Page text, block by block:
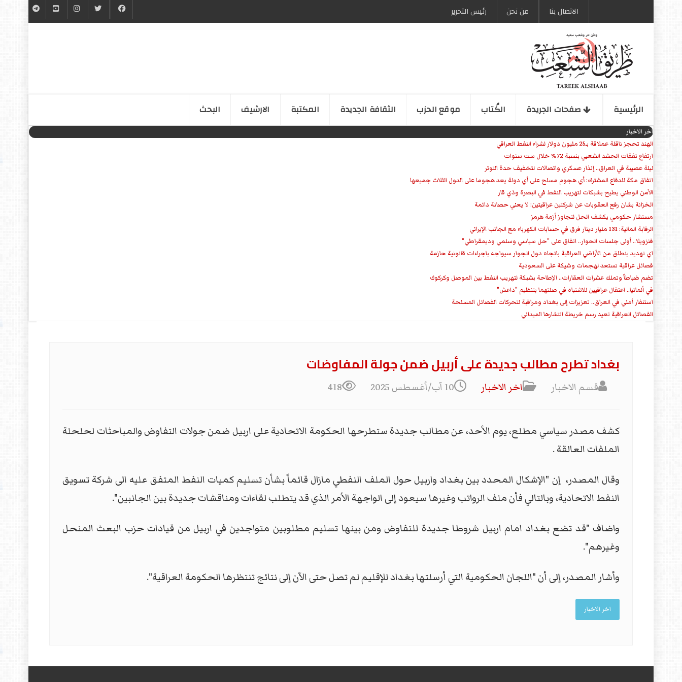
الاتصال بنا من نحن رئیس التحریر
الرئیسیة صفحات الجریدة الكُتاب موقع الحزب الثقافة الجدیدة المكتبة الارشیف البحث
اخر الاخبار
الهند تحجز ناقلة عملاقة بـ25 مليون دولار لشراء النفط العراقي
ارتفاع نفقات الحشد الشعبي بنسبة 72% خلال ست سنوات
ليلة عصيبة في العراق.. إنذار عسكري واتصالات لتخفيف حدة التوتر
‏اتفاق مكة للدفاع المشترك: أي هجوم مسلح على أي دولة يعد هجوما على الدول الثلاث جميعها
الأمن الوطني يطيح بشبكات لتهريب النفط في البصرة وذي قار
الخزانة بشان رفع العقوبات عن شركتين عراقيتين: لا يعني حصانة دائمة
مستشار حكومي يكشف الحل لتجاوز أزمة هرمز
الرقابة المالية: 131 مليار دينار فرق في حسابات الكهرباء مع الجانب الإيراني
فنزويلا.. أولى جلسات الحوار.. اتفاق على "حل سياسي وسلمي وديمقراطي"
اي تهديد ينطلق من الأراضي العراقية باتجاه دول الجوار سيواجه باجراءات قانونية حازمة
فصائل عراقية تستعد لهجمات وشيكة على السعودية
تضم ضباطاً وتملك عشرات العقارات.. الإطاحة بشبكة لتهريب النفط بين الموصل وكركوك
في ألمانيا.. اعتقال عراقيين للاشتباه في صلتهما بتنظيم "داعش"
استنفار أمني في العراق.. تعزيزات إلى بغداد ومراقبة لتحركات الفصائل المسلحة
الفصائل العراقية تعيد رسم خريطة انتشارها الميداني
بغداد تطرح مطالب جديدة على أربيل ضمن جولة المفاوضات
قسم الاخبار اخر الاخبار 10 آب/أغسطس 2025 418
كشف مصدر سياسي مطلع، يوم الأحد، عن مطالب جديدة ستطرحها الحكومة الاتحادية على اربيل ضمن جولات التفاوض والمباحثات لحلحلة
الملفات العالقة .
وقال المصدر، إن "الإشكال المحدد بين بغداد واربيل حول الملف النفطي مازال قائماً بشأن تسليم كميات النفط المتفق عليه الى شركة تسويق
النفط الاتحادية، وبالتالي فأن ملف الرواتب وغيرها سيعود إلى الواجهة الأمر الذي قد يتطلب لقاءات ومناقشات جديدة بين الجانبين".
واضاف "قد تضع بغداد امام اربيل شروطا جديدة للتفاوض ومن بينها تسليم مطلوبين متواجدين في اربيل من قيادات حزب البعث المنحل
وغيرهم".
وأشار المصدر، إلى أن "اللجان الحكومية التي أرسلتها بغداد للإقليم لم تصل حتى الآن إلى نتائج تنتظرها الحكومة العراقية".
اخر الاخبار